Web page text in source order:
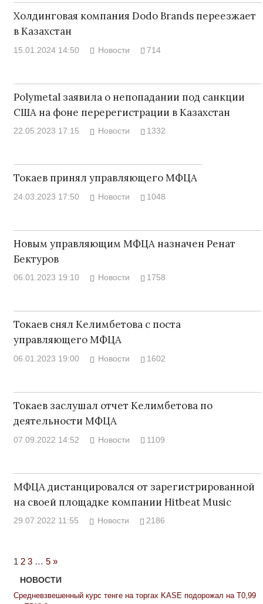
Холдинговая компания Dodo Brands переезжает
в Казахстан
15.01.2024 14:50 Новости 714
Polymetal заявила о непопадании под санкции
США на фоне перерегистрации в Казахстан
22.05.2023 17:15 Новости 1332
Токаев принял управляющего МФЦА
24.03.2023 17:50 Новости 1048
Новым управляющим МФЦА назначен Ренат
Бектуров
06.01.2023 19:10 Новости 1758
Токаев снял Келимбетова с поста
управляющего МФЦА
06.01.2023 19:00 Новости 1602
Токаев заслушал отчет Келимбетова по
деятельности МФЦА
07.09.2022 14:52 Новости 1109
МФЦА дистанцировался от зарегистрированной
на своей площадке компании Hitbeat Music
29.07.2022 11:55 Новости 2186
1 2 3 … 5 Next
Posts
»
НОВОСТИ
Средневзвешенный курс тенге на торгах KASE подорожал на Т0,99